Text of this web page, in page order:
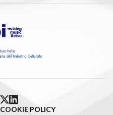
COOKIE POLICY